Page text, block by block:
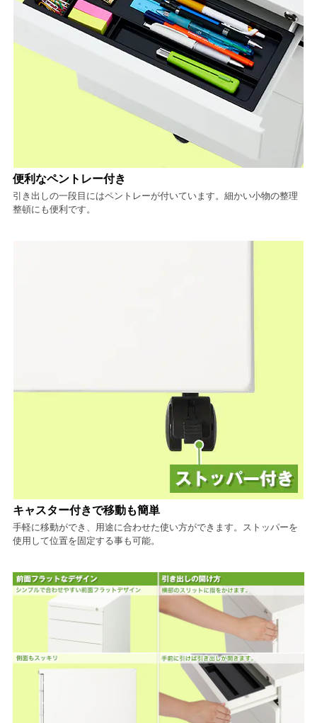
便利なペントレー付き
引き出しの一段目にはペントレーが付いています。細かい小物の整理
整頓にも便利です。
キャスター付きで移動も簡単
手軽に移動ができ、用途に合わせた使い方ができます。ストッパーを
使用して位置を固定する事も可能。